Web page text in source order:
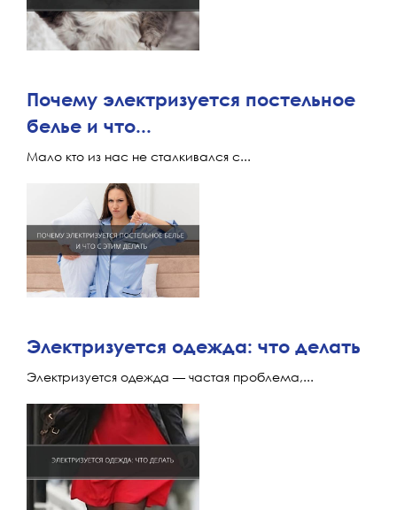
Почему электризуется постельное
белье и что...
Мало кто из нас не сталкивался с...
Электризуется одежда: что делать
Электризуется одежда — частая проблема,...